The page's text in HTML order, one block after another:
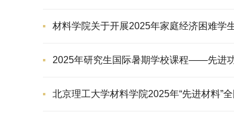
材料学院关于开展2025年家庭经济困难学
2025年研究生国际暑期学校课程——先进
北京理工大学材料学院2025年“先进材料”